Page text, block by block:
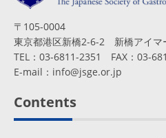
〒105-0004
東京都港区新橋2-6-2 新橋アイマ
TEL：03-6811-2351 FAX：03-
E-mail： info@jsge.or.jp
Contents